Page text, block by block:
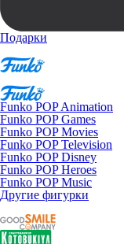
Подарки
Funko POP Animation
Funko POP Games
Funko POP Movies
Funko POP Television
Funko POP Disney
Funko POP Heroes
Funko POP Music
Другие фигурки